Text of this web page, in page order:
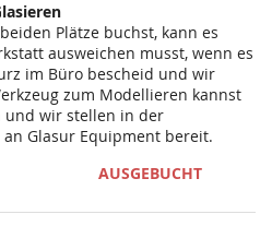
Plätze buchst, kann es
ausweichen musst, wenn es
im Büro bescheid und wir
zum Modellieren kannst
wir stellen in der
Glasur Equipment bereit.
AUSGEBUCHT